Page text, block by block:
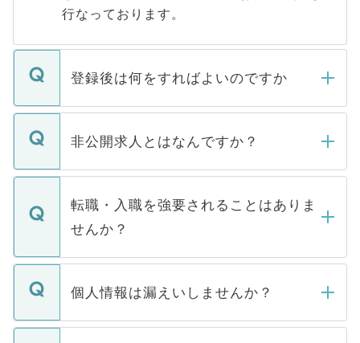
行なっております。
登録後は何をすればよいのですか
ご登録いただきましたら、弊社担当者がご
登録内容を確認し、その後メールもしくは
ます。通常、5営業日以内にはご連絡をせて
いただきますので、しばらくお待ちくださ
非公開求人とはなんですか？
マイナビDOCTORで取り扱っている求人の
うち約3割は、Webサイトからご覧いただ
けない「非公開求人」です。非公開求人は
下記の理由によって、一般には公開してい
ません。
■応募殺到を避けるため 人気のある医療機
関を公にしてしまうと、応募が殺到する場
転職・入職を強要されることはありま
せんか？
転職・入職を強要することは一切ありませ
ん。また、仮に応募先から内定をいただい
定を承諾する必要はありません。内定先へ
個人情報は漏えいしませんか？
個人情報が漏えいすることはありませんの